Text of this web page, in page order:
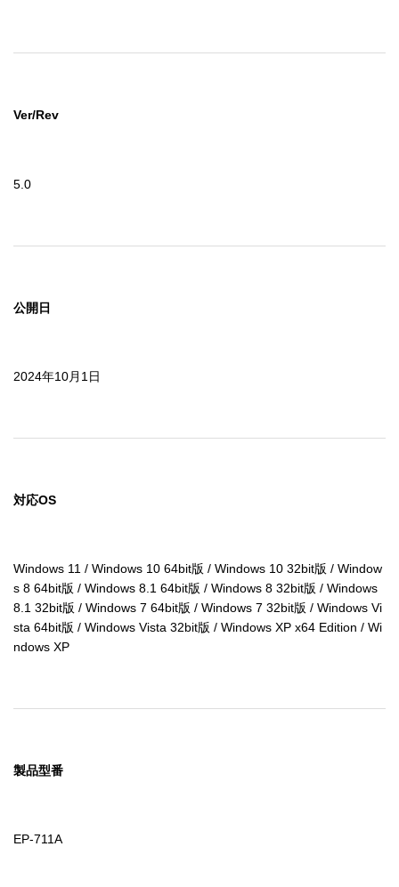
Ver/Rev
5.0
公開日
2024年10月1日
対応OS
Windows 11 / Windows 10 64bit版 / Windows 10 32bit版 / Window
s 8 64bit版 / Windows 8.1 64bit版 / Windows 8 32bit版 / Windows
8.1 32bit版 / Windows 7 64bit版 / Windows 7 32bit版 / Windows Vi
sta 64bit版 / Windows Vista 32bit版 / Windows XP x64 Edition / Wi
ndows XP
製品型番
EP-711A